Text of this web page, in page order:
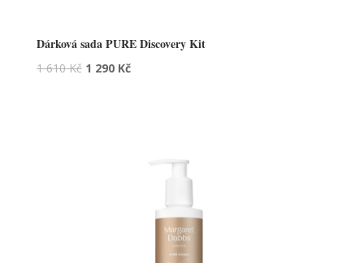
Dárková sada PURE Discovery Kit
1 610Kč 1 290 Kč